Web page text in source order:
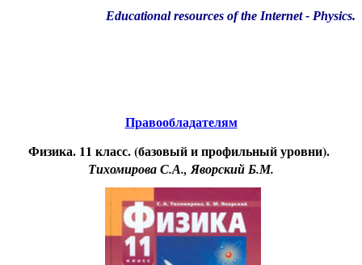
Educational resources of the Internet- Physics.
Правообладателям
Физика. 11 класс. (базовый и профильный уровни).
Тихомирова С.А., Яворский Б.М.